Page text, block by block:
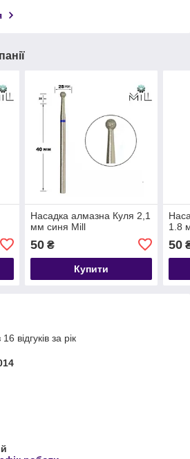
Насадка алмазна Куля 2,1
мм синя Mill
50₴
Купити
1.8
50
відгуків за рік